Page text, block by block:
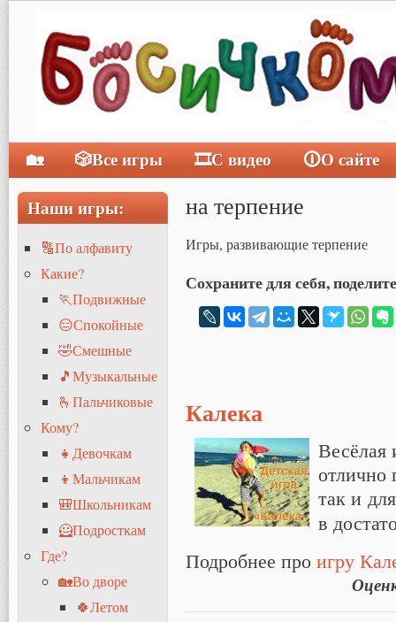
на терпение
Игры, развивающие терпение
Сохраните для себя,
Калека
Весёлая
отлично
так и
в
Подробнее про игру
Главное меню
🏡 🎲Все игры 🎞С видео
🛈О сайте
Наши игры:
🔠По алфавиту
Какие?
🏃Подвижные
😑Спокойные
🤣Смешные
🎵Музыкальные
🫰Пальчиковые
Кому?
👧Девочкам
👦Мальчикам
🎒Школьникам
🦸Подросткам
Где?
🏡Во дворе
🍀Летом